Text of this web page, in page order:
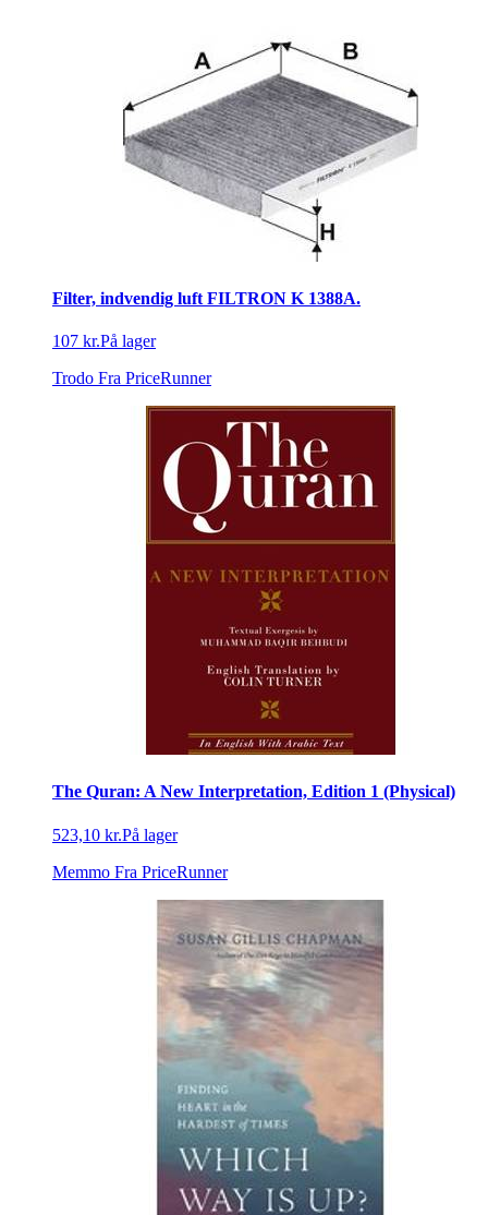
Filter, indvendig luft FILTRON K 1388A.
107 kr.På lager
Trodo Fra PriceRunner
The Quran: A New Interpretation, Edition 1 (Physical)
523,10 kr.På lager
Memmo Fra PriceRunner